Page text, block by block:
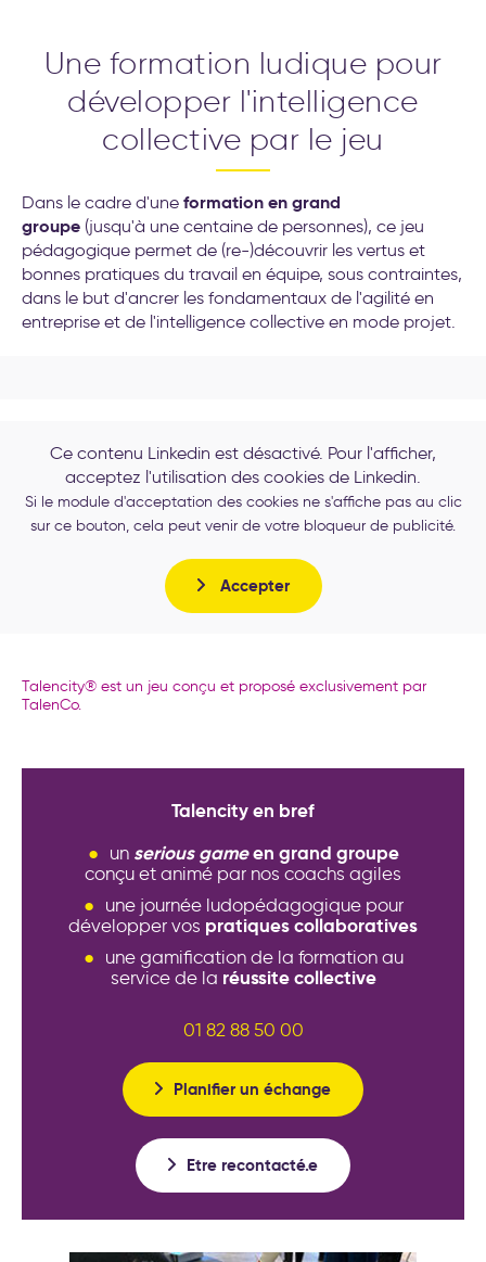
Une formation ludique pour
développer l'intelligence
collective par le jeu
Dans le cadre d'une formation en grand
groupe (jusqu'à une centaine de personnes), ce jeu
pédagogique permet de (re-)découvrir les vertus et
bonnes pratiques du travail en équipe, sous contraintes,
dans le but d'ancrer les fondamentaux de l'agilité en
entreprise et de l'intelligence collective en mode projet.
Ce contenu Linkedin est désactivé. Pour l'afficher,
acceptez l'utilisation des cookies de Linkedin.
Si le module d'acceptation des cookies ne s'affiche pas au clic
sur ce bouton, cela peut venir de votre bloqueur de publicité.
Accepter
Talencity® est un jeu conçu et proposé exclusivement par
TalenCo.
Talencity en bref
un serious gameen grand groupe
conçu et animé par nos coachs agiles
une journée ludopédagogique pour
développer vos pratiques collaboratives
une gamification de la formation au
service de la réussite collective
01 82 88 50 00
Planifier un échange
Etre recontacté.e